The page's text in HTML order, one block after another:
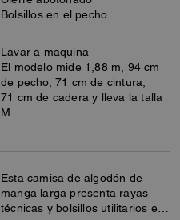
Bolsillos en el pecho
Lavar a maquina
El modelo mide 1,88 m, 94 cm
de pecho, 71 cm de cintura,
71 cm de cadera y lleva la talla
M
Esta camisa de algodón de
manga larga presenta rayas
técnicas y bolsillos utilitarios en